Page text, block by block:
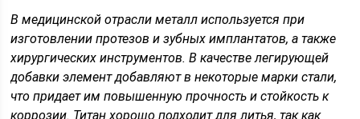
В медицинской отрасли металл используется при
изготовлении протезов и зубных имплантатов, а также
хирургических инструментов. В качестве легирующей
добавки элемент добавляют в некоторые марки стали,
что придает им повышенную прочность и стойкость к
коррозии. Титан хорошо подходит для литья, так как